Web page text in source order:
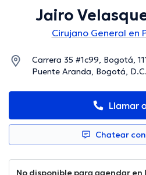
Jairo
Cirujano General en
Carrera 35 #1c99, Bogotá,
Puente Aranda, Bogotá, D.C.
Llamar
Chatear
No disponible para agendar en